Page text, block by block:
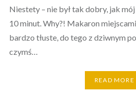
Niestety – nie był tak dobry, jak
10 minut. Why?! Makaron
bardzo tłuste, do tego z dziwnym
czymś…
READ MORE